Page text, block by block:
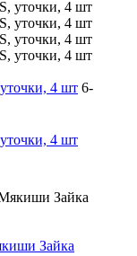
4 шт 6-
4 шт
Зайка